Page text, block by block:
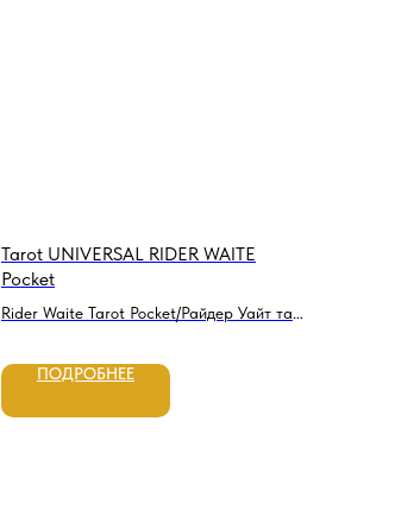
Tarot UNIVERSAL RIDER WAITE
Pocket
Rider Waite Tarot Pocket/Райдер Уайт таро
ПОДРОБНЕЕ